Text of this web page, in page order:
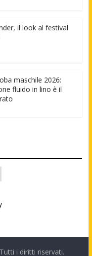
il look al festival
maschile 2026:
fluido in lino è il
i diritti riservati.